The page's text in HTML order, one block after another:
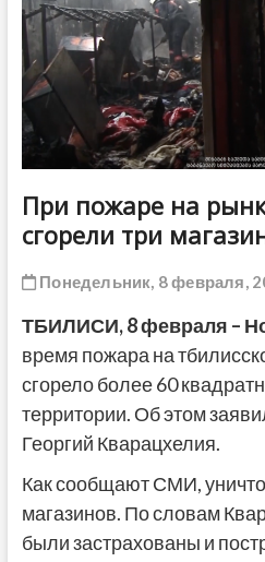
При пожаре на
сгорели три
Понедельник, 8 февраля,
ТБИЛИСИ, 8 февраля –
время пожара на
сгорело более 60
территории. Об этом
Георгий Кварацхелия.
Как сообщают СМИ,
магазинов. По словам
были застрахованы и